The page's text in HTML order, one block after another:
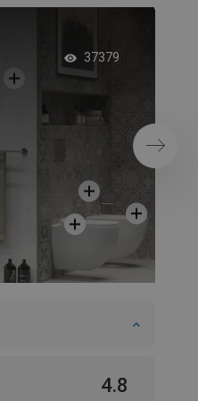
37379
Nästa
4.8